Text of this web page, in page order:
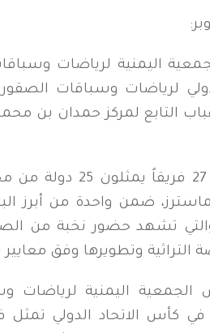
اليمنية لرياضات
التابع لمركز حمدان بن محمد
ضمن واحدة من أبرز
تشهد حضور نخبة من
التراثية وتطويرها وفق
الجمعية اليمنية لرياضات
في كأس الاتحاد الدولي